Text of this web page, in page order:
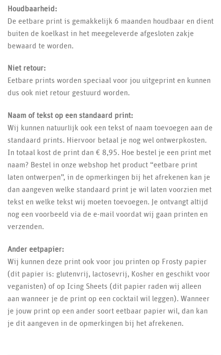
Houdbaarheid:
De eetbare print is gemakkelijk 6 maanden houdbaar en dient
buiten de koelkast in het meegeleverde afgesloten zakje
bewaard te worden.
Niet retour:
Eetbare prints worden speciaal voor jou uitgeprint en kunnen
dus ook niet retour gestuurd worden.
Naam of tekst op een standaard print:
Wij kunnen natuurlijk ook een tekst of naam toevoegen aan de
standaard prints. Hiervoor betaal je nog wel ontwerpkosten.
In totaal kost de print dan € 8,95. Hoe bestel je een print met
naam? Bestel in onze webshop het product “eetbare print
laten ontwerpen”, in de opmerkingen bij het afrekenen kan je
dan aangeven welke standaard print je wil laten voorzien met
tekst en welke tekst wij moeten toevoegen. Je ontvangt altijd
nog een voorbeeld via de e-mail voordat wij gaan printen en
verzenden.
Ander eetpapier:
Wij kunnen deze print ook voor jou printen op Frosty papier
(dit papier is: glutenvrij, lactosevrij, Kosher en geschikt voor
veganisten) of op Icing Sheets (dit papier raden wij alleen
aan wanneer je de print op een cocktail wil leggen). Wanneer
je jouw print op een ander soort eetbaar papier wil, dan kan
je dit aangeven in de opmerkingen bij het afrekenen.